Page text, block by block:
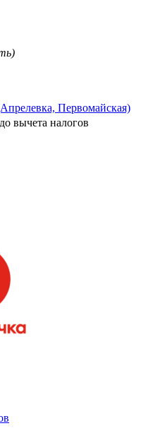
Первомайская)
до вычета налогов